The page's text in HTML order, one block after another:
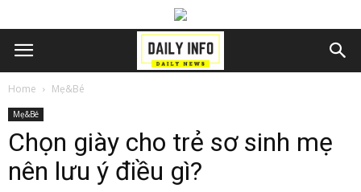
Home Mẹ&Bé
Mẹ&Bé
Chọn giày cho trẻ sơ sinh mẹ
nên lưu ý điều gì?